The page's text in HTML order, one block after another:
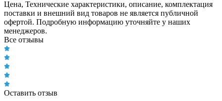
Цена, Технические характеристики, описание, комплектация
поставки и внешний вид товаров не является публичной
офертой. Подробную информацию уточняйте у наших
менеджеров.
Все отзывы
Оставить отзыв